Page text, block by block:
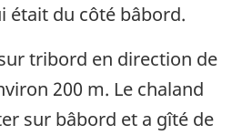
était du côté bâbord.
tribord en direction de
200 m. Le chaland
sur bâbord et a gîté de